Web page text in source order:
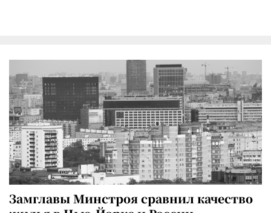
Замглавы Минстроя сравнил качество